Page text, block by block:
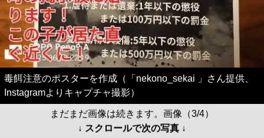
毒餌注意のポスターを作成（「nekono_sekai 」さん提供、
Instagramよりキャプチャ撮影）
まだまだ画像は続きます。画像（3/4）
↓ スクロールで次の写真 ↓